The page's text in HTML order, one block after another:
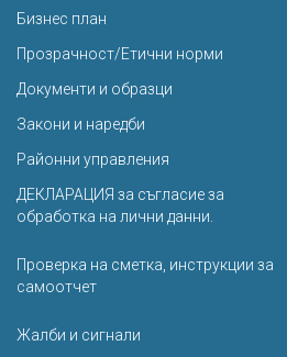
Бизнес план
Прозрачност/Етични норми
Документи и образци
Закони и наредби
Районни управления
ДЕКЛАРАЦИЯ за съгласие за
обработка на лични данни.
Проверка на сметка, инструкции за
самоотчет
Жалби и сигнали